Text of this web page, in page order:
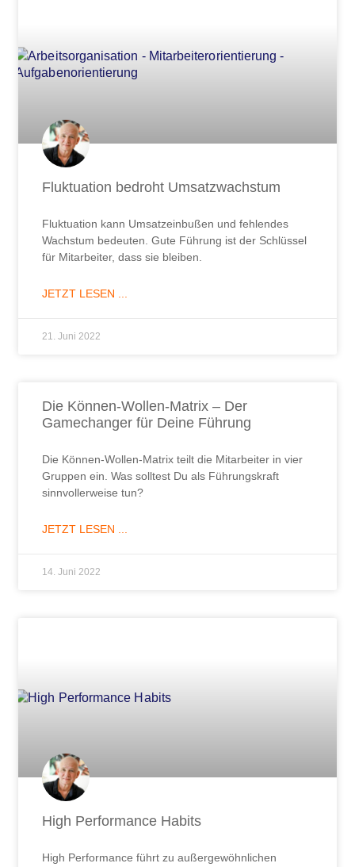
Fluktuation bedroht Umsatzwachstum
Fluktuation kann Umsatzeinbußen und fehlendes
Wachstum bedeuten. Gute Führung ist der Schlüssel
für Mitarbeiter, dass sie bleiben.
JETZT LESEN ...
21. Juni 2022
Die Können-Wollen-Matrix – Der
Gamechanger für Deine Führung
Die Können-Wollen-Matrix teilt die Mitarbeiter in vier
Gruppen ein. Was solltest Du als Führungskraft
sinnvollerweise tun?
JETZT LESEN ...
14. Juni 2022
High Performance Habits
High Performance führt zu außergewöhnlichen